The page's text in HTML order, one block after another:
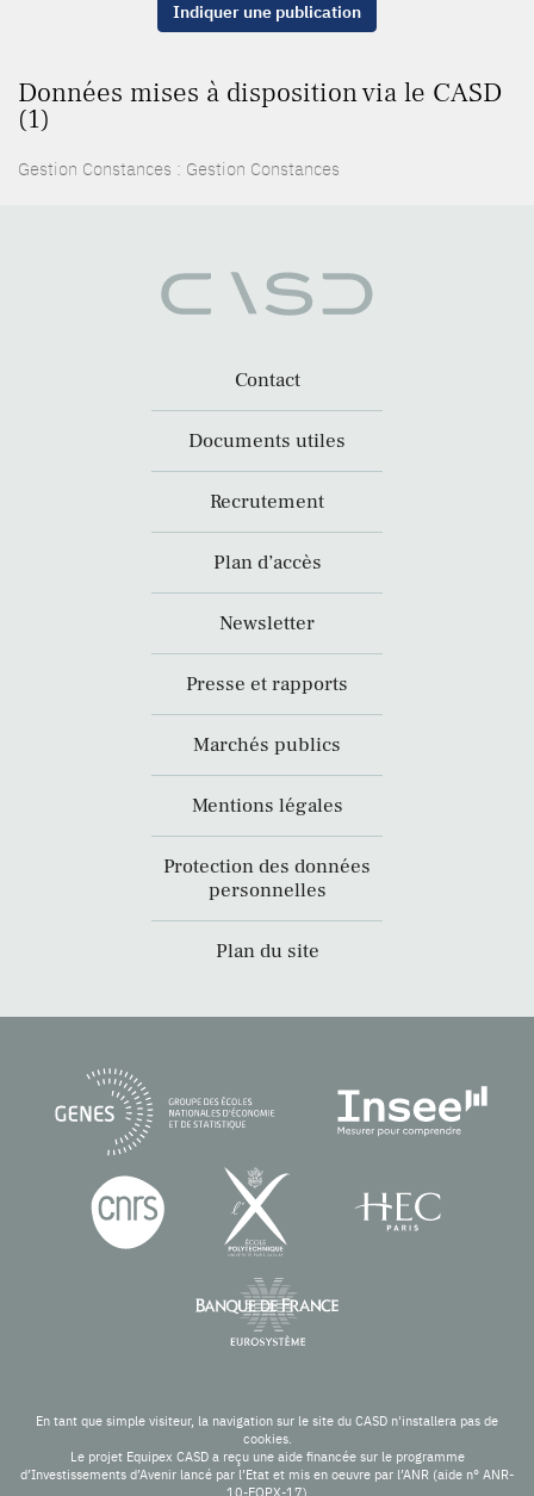
Indiquer une publication
Données mises à disposition via le CASD
(1)
Gestion Constances : Gestion Constances
Contact
Documents utiles
Recrutement
Plan d’accès
Newsletter
Presse et rapports
Marchés publics
Mentions légales
Protection des données
personnelles
Plan du site
En tant que simple visiteur, la navigation sur le site du CASD n'installera pas de
cookies.
Le projet Equipex CASD a reçu une aide financée sur le programme
d’Investissements d’Avenir lancé par l’Etat et mis en oeuvre par l’ANR (aide n° ANR-
10-EQPX-17)